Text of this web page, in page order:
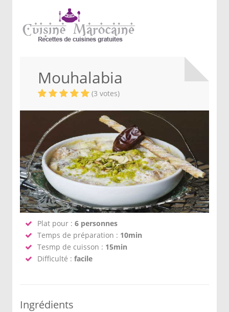
Mouhalabia
(3 votes)
Plat pour : 6 personnes
Temps de préparation : 10min
Tesmp de cuisson : 15min
Difficulté : facile
Ingrédients